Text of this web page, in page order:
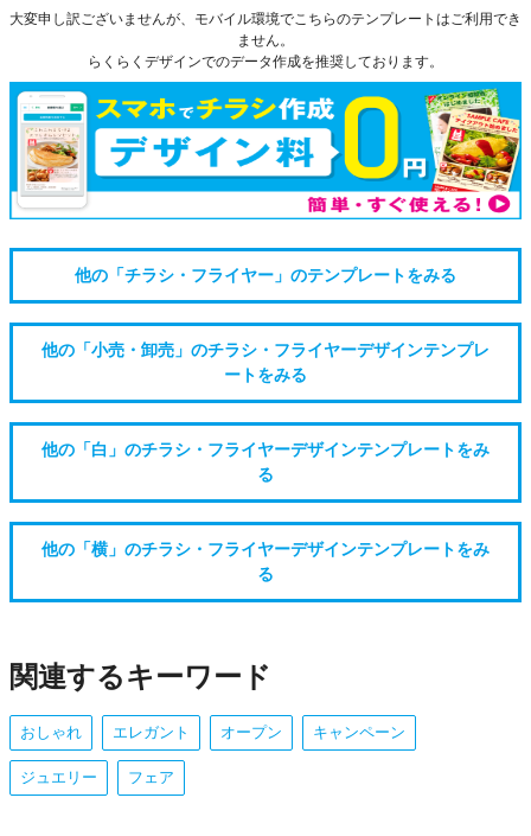
大変申し訳ございませんが、モバイル環境でこちらのテンプレートはご利用でき
ません。
らくらくデザインでのデータ作成を推奨しております。
他の「チラシ・フライヤー」のテンプレートをみる
他の「小売・卸売」のチラシ・フライヤーデザインテンプレ
ートをみる
他の「白」のチラシ・フライヤーデザインテンプレートをみ
る
他の「横」のチラシ・フライヤーデザインテンプレートをみ
る
関連するキーワード
おしゃれ エレガント オープン キャンペーン
ジュエリー フェア